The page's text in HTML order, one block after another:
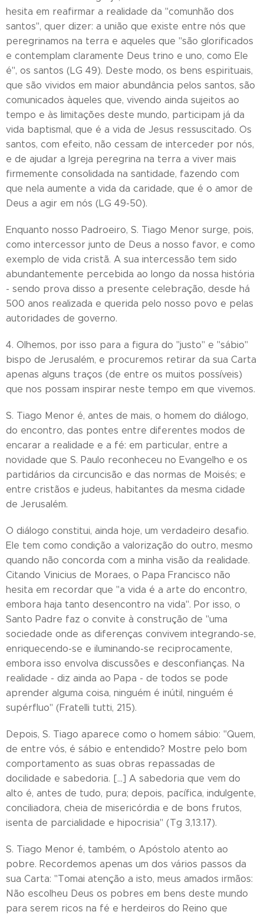
hesita em reafirmar a realidade da "comunhão dos
santos", quer dizer: a união que existe entre nós que
peregrinamos na terra e aqueles que "são glorificados
e contemplam claramente Deus trino e uno, como Ele
é", os santos (LG 49). Deste modo, os bens espirituais,
que são vividos em maior abundância pelos santos, são
comunicados àqueles que, vivendo ainda sujeitos ao
tempo e às limitações deste mundo, participam já da
vida baptismal, que é a vida de Jesus ressuscitado. Os
santos, com efeito, não cessam de interceder por nós,
e de ajudar a Igreja peregrina na terra a viver mais
firmemente consolidada na santidade, fazendo com
que nela aumente a vida da caridade, que é o amor de
Deus a agir em nós (LG 49-50).
Enquanto nosso Padroeiro, S. Tiago Menor surge, pois,
como intercessor junto de Deus a nosso favor, e como
exemplo de vida cristã. A sua intercessão tem sido
abundantemente percebida ao longo da nossa história
- sendo prova disso a presente celebração, desde há
500 anos realizada e querida pelo nosso povo e pelas
autoridades de governo.
4. Olhemos, por isso para a figura do "justo" e "sábio"
bispo de Jerusalém, e procuremos retirar da sua Carta
apenas alguns traços (de entre os muitos possíveis)
que nos possam inspirar neste tempo em que vivemos.
S. Tiago Menor é, antes de mais, o homem do diálogo,
do encontro, das pontes entre diferentes modos de
encarar a realidade e a fé: em particular, entre a
novidade que S. Paulo reconheceu no Evangelho e os
partidários da circuncisão e das normas de Moisés; e
entre cristãos e judeus, habitantes da mesma cidade
de Jerusalém.
O diálogo constitui, ainda hoje, um verdadeiro desafio.
Ele tem como condição a valorização do outro, mesmo
quando não concorda com a minha visão da realidade.
Citando Vinicius de Moraes, o Papa Francisco não
hesita em recordar que "a vida é a arte do encontro,
embora haja tanto desencontro na vida". Por isso, o
Santo Padre faz o convite à construção de "uma
sociedade onde as diferenças convivem integrando-se,
enriquecendo-se e iluminando-se reciprocamente,
embora isso envolva discussões e desconfianças. Na
realidade - diz ainda ao Papa - de todos se pode
aprender alguma coisa, ninguém é inútil, ninguém é
supérfluo" (Fratelli tutti, 215).
Depois, S. Tiago aparece como o homem sábio: "Quem,
de entre vós, é sábio e entendido? Mostre pelo bom
comportamento as suas obras repassadas de
docilidade e sabedoria. [...] A sabedoria que vem do
alto é, antes de tudo, pura; depois, pacífica, indulgente,
conciliadora, cheia de misericórdia e de bons frutos,
isenta de parcialidade e hipocrisia" (Tg 3,13.17).
S. Tiago Menor é, também, o Apóstolo atento ao
pobre. Recordemos apenas um dos vários passos da
sua Carta: "Tomai atenção a isto, meus amados irmãos:
Não escolheu Deus os pobres em bens deste mundo
para serem ricos na fé e herdeiros do Reino que